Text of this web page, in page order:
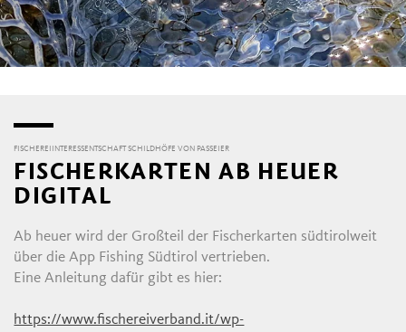
FISCHEREIINTERESSENTSCHAFT SCHILDHÖFE VON PASSEIER
FISCHERKARTEN AB HEUER
DIGITAL
Ab heuer wird der Großteil der Fischerkarten südtirolweit
über die App Fishing Südtirol vertrieben.
Eine Anleitung dafür gibt es hier:
https://www.fischereiverband.it/wp-